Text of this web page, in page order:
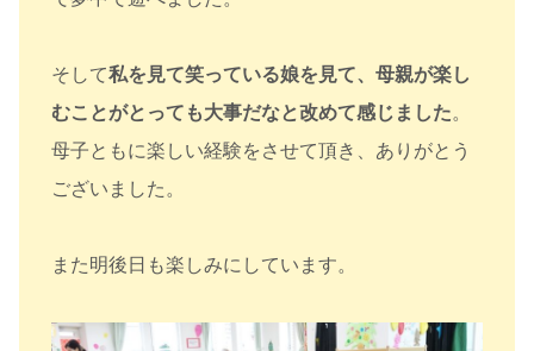
そして私を見て笑っている娘を見て、母親が楽し
むことがとっても大事だなと改めて感じました。
母子ともに楽しい経験をさせて頂き、ありがとう
ございました。
また明後日も楽しみにしています。